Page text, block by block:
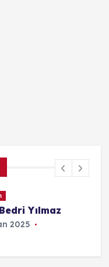
Yılmaz
2025